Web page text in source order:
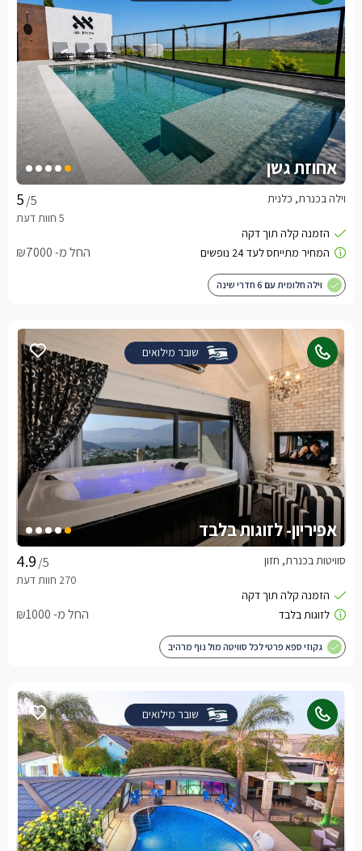
אחוזת גשן
/5 וילה בכנרת, כלנית
החל מ- ₪7000
וילה חלומית עם 6 חדרי שינה
שובר מילואים
אפיריון- לזוגות בלבד
/5 סוויטות בכנרת, חזון
החל מ- ₪1000
גקוזי ספא פרטי לכל סוויטה מול נוף מרהיב
שובר מילואים